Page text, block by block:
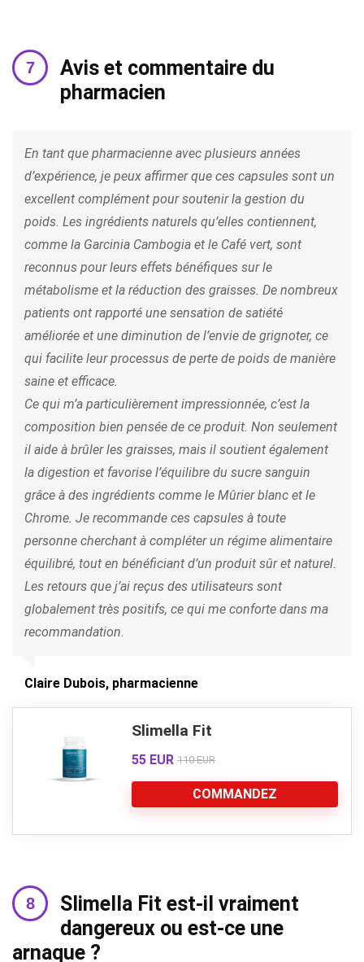
Avis et commentaire du
pharmacien
En tant que pharmacienne avec plusieurs années
d’expérience, je peux affirmer que ces capsules sont un
excellent complément pour soutenir la gestion du
poids. Les ingrédients naturels qu’elles contiennent,
comme la Garcinia Cambogia et le Café vert, sont
reconnus pour leurs effets bénéfiques sur le
métabolisme et la réduction des graisses. De nombreux
patients ont rapporté une sensation de satiété
améliorée et une diminution de l’envie de grignoter, ce
qui facilite leur processus de perte de poids de manière
saine et efficace.
Ce qui m’a particulièrement impressionnée, c’est la
composition bien pensée de ce produit. Non seulement
il aide à brûler les graisses, mais il soutient également
la digestion et favorise l’équilibre du sucre sanguin
grâce à des ingrédients comme le Mûrier blanc et le
Chrome. Je recommande ces capsules à toute
personne cherchant à compléter un régime alimentaire
équilibré, tout en bénéficiant d’un produit sûr et naturel.
Les retours que j’ai reçus des utilisateurs sont
globalement très positifs, ce qui me conforte dans ma
recommandation.
Claire Dubois, pharmacienne
Slimella Fit
55 EUR 110 EUR
COMMANDEZ
Slimella Fit est-il vraiment
dangereux ou est-ce une
arnaque ?